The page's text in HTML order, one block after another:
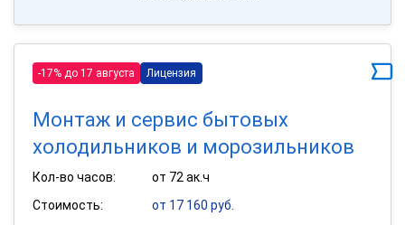
-17% до 17 августа Лицензия
Монтаж и сервис бытовых
холодильников и морозильников
Кол-во часов:
от 72 ак.ч
Стоимость:
от 17 160 руб.